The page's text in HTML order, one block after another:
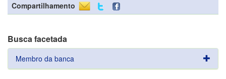
Compartilhamento
Busca facetada
Membro da banca